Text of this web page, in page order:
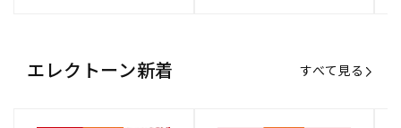
エレクトーン新着 すべて見る